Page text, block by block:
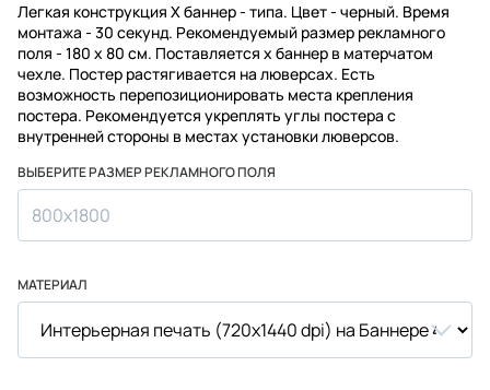
Легкая конструкция Х баннер - типа. Цвет - черный. Время
монтажа - 30 секунд. Рекомендуемый размер рекламного
поля - 180 х 80 см. Поставляется х баннер в матерчатом
чехле. Постер растягивается на люверсах. Есть
возможность перепозиционировать места крепления
постера. Рекомендуется укреплять углы постера с
внутренней стороны в местах установки люверсов.
ВЫБЕРИТЕ РАЗМЕР РЕКЛАМНОГО ПОЛЯ
800х1800
МАТЕРИАЛ